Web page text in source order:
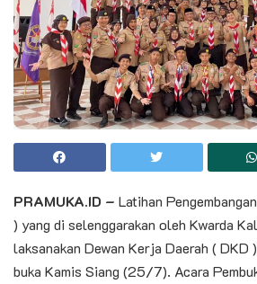
PRAMUKA.ID – Latihan
) yang di selenggarakan oleh Kwarda
laksanakan Dewan Kerja Daerah ( DKD
buka Kamis Siang (25/7). Acara